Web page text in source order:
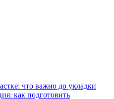
что важно до укладки
как подготовить